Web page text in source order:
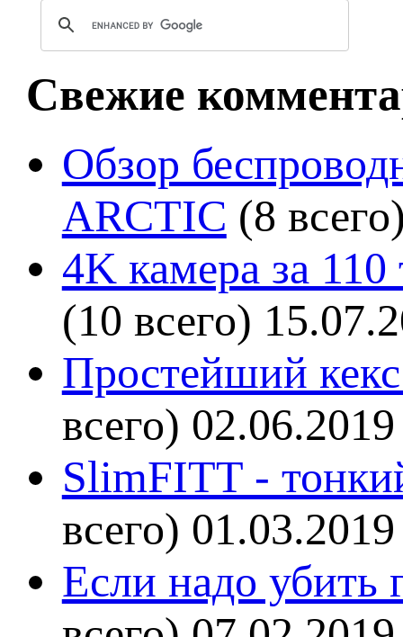
Свежие
Обзор
ARCTIC (8
4K камера за
(10 всего)
Простейший кекс
всего) 02.06.2019
SlimFITT -
всего) 01.03.2019
Если надо убить